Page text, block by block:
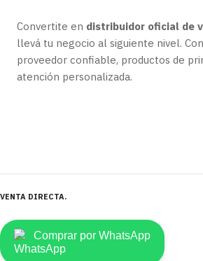
Convertite en distribuidor oficial de
llevá tu negocio al siguiente nivel.
proveedor confiable, productos de
atención personalizada.
VENTA DIRECTA
Comprar por WhatsApp